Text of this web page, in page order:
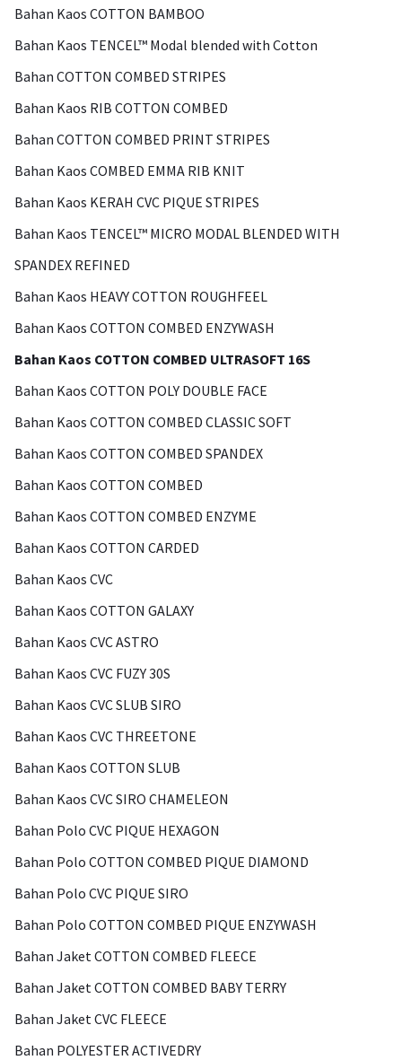
Bahan Kaos COTTON BAMBOO
Bahan Kaos TENCEL™ Modal blended with Cotton
Bahan COTTON COMBED STRIPES
Bahan Kaos RIB COTTON COMBED
Bahan COTTON COMBED PRINT STRIPES
Bahan Kaos COMBED EMMA RIB KNIT
Bahan Kaos KERAH CVC PIQUE STRIPES
Bahan Kaos TENCEL™ MICRO MODAL BLENDED WITH
SPANDEX REFINED
Bahan Kaos HEAVY COTTON ROUGHFEEL
Bahan Kaos COTTON COMBED ENZYWASH
Bahan Kaos COTTON COMBED ULTRASOFT 16S
Bahan Kaos COTTON POLY DOUBLE FACE
Bahan Kaos COTTON COMBED CLASSIC SOFT
Bahan Kaos COTTON COMBED SPANDEX
Bahan Kaos COTTON COMBED
Bahan Kaos COTTON COMBED ENZYME
Bahan Kaos COTTON CARDED
Bahan Kaos CVC
Bahan Kaos COTTON GALAXY
Bahan Kaos CVC ASTRO
Bahan Kaos CVC FUZY 30S
Bahan Kaos CVC SLUB SIRO
Bahan Kaos CVC THREETONE
Bahan Kaos COTTON SLUB
Bahan Kaos CVC SIRO CHAMELEON
Bahan Polo CVC PIQUE HEXAGON
Bahan Polo COTTON COMBED PIQUE DIAMOND
Bahan Polo CVC PIQUE SIRO
Bahan Polo COTTON COMBED PIQUE ENZYWASH
Bahan Jaket COTTON COMBED FLEECE
Bahan Jaket COTTON COMBED BABY TERRY
Bahan Jaket CVC FLEECE
Bahan POLYESTER ACTIVEDRY